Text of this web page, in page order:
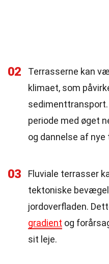
02
Terrasserne kan
klimaet, som
sedimenttransport.
periode med øget
og dannelse af nye
03
Fluviale terrasser
tektoniske
jordoverfladen.
gradient og
sit leje.